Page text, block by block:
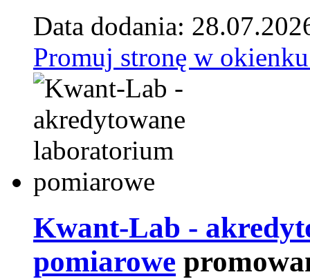
Data dodania:
Promuj stronę w
Kwant-Lab -
pomiarowe